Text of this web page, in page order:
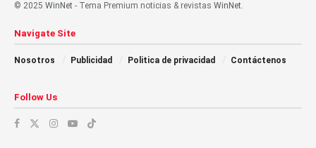
© 2025 WinNet - Tema Premium noticias & revistas WinNet.
Navigate Site
Nosotros Publicidad Politica de privacidad Contáctenos
Follow Us